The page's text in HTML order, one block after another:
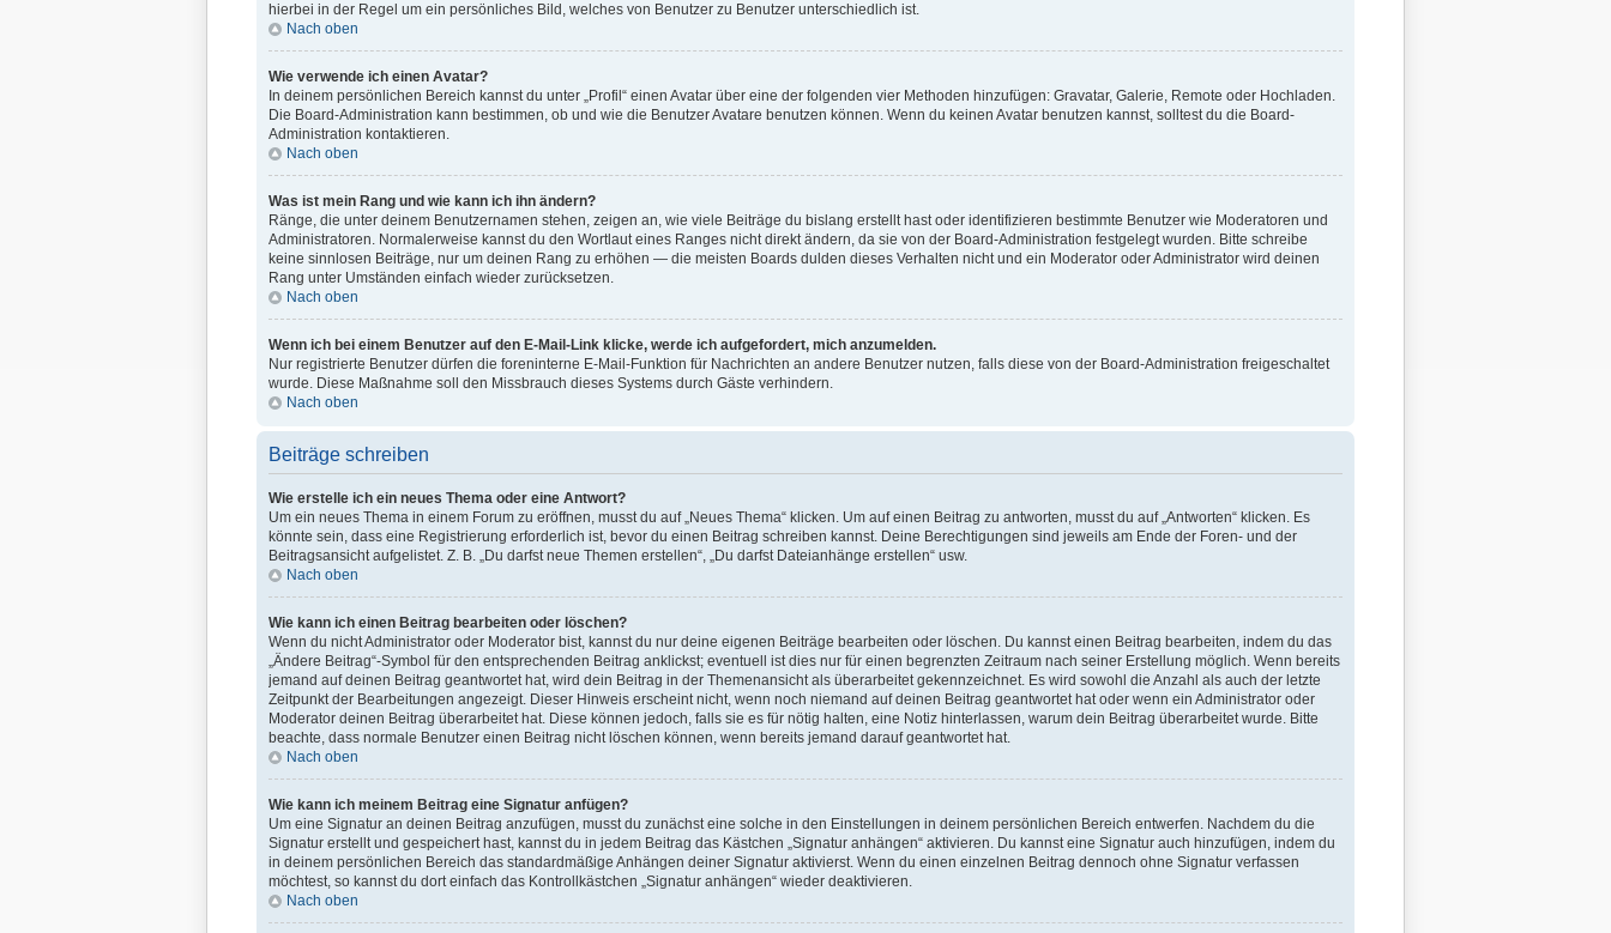
hierbei in der Regel um ein persönliches Bild, welches von Benutzer zu Benutzer unterschiedlich ist.
Nach oben
Wie verwende ich einen Avatar?
In deinem persönlichen Bereich kannst du unter „Profil“ einen Avatar über eine der folgenden vier Methoden hinzufügen: Gravatar, Galerie, Remote oder Hochladen.
Die Board-Administration kann bestimmen, ob und wie die Benutzer Avatare benutzen können. Wenn du keinen Avatar benutzen kannst, solltest du die Board-
Administration kontaktieren.
Nach oben
Was ist mein Rang und wie kann ich ihn ändern?
Ränge, die unter deinem Benutzernamen stehen, zeigen an, wie viele Beiträge du bislang erstellt hast oder identifizieren bestimmte Benutzer wie Moderatoren und
Administratoren. Normalerweise kannst du den Wortlaut eines Ranges nicht direkt ändern, da sie von der Board-Administration festgelegt wurden. Bitte schreibe
keine sinnlosen Beiträge, nur um deinen Rang zu erhöhen — die meisten Boards dulden dieses Verhalten nicht und ein Moderator oder Administrator wird deinen
Rang unter Umständen einfach wieder zurücksetzen.
Nach oben
Wenn ich bei einem Benutzer auf den E-Mail-Link klicke, werde ich aufgefordert, mich anzumelden.
Nur registrierte Benutzer dürfen die foreninterne E-Mail-Funktion für Nachrichten an andere Benutzer nutzen, falls diese von der Board-Administration freigeschaltet
wurde. Diese Maßnahme soll den Missbrauch dieses Systems durch Gäste verhindern.
Nach oben
Beiträge schreiben
Wie erstelle ich ein neues Thema oder eine Antwort?
Um ein neues Thema in einem Forum zu eröffnen, musst du auf „Neues Thema“ klicken. Um auf einen Beitrag zu antworten, musst du auf „Antworten“ klicken. Es
könnte sein, dass eine Registrierung erforderlich ist, bevor du einen Beitrag schreiben kannst. Deine Berechtigungen sind jeweils am Ende der Foren- und der
Beitragsansicht aufgelistet. Z. B. „Du darfst neue Themen erstellen“, „Du darfst Dateianhänge erstellen“ usw.
Nach oben
Wie kann ich einen Beitrag bearbeiten oder löschen?
Wenn du nicht Administrator oder Moderator bist, kannst du nur deine eigenen Beiträge bearbeiten oder löschen. Du kannst einen Beitrag bearbeiten, indem du das
„Ändere Beitrag“-Symbol für den entsprechenden Beitrag anklickst; eventuell ist dies nur für einen begrenzten Zeitraum nach seiner Erstellung möglich. Wenn bereits
jemand auf deinen Beitrag geantwortet hat, wird dein Beitrag in der Themenansicht als überarbeitet gekennzeichnet. Es wird sowohl die Anzahl als auch der letzte
Zeitpunkt der Bearbeitungen angezeigt. Dieser Hinweis erscheint nicht, wenn noch niemand auf deinen Beitrag geantwortet hat oder wenn ein Administrator oder
Moderator deinen Beitrag überarbeitet hat. Diese können jedoch, falls sie es für nötig halten, eine Notiz hinterlassen, warum dein Beitrag überarbeitet wurde. Bitte
beachte, dass normale Benutzer einen Beitrag nicht löschen können, wenn bereits jemand darauf geantwortet hat.
Nach oben
Wie kann ich meinem Beitrag eine Signatur anfügen?
Um eine Signatur an deinen Beitrag anzufügen, musst du zunächst eine solche in den Einstellungen in deinem persönlichen Bereich entwerfen. Nachdem du die
Signatur erstellt und gespeichert hast, kannst du in jedem Beitrag das Kästchen „Signatur anhängen“ aktivieren. Du kannst eine Signatur auch hinzufügen, indem du
in deinem persönlichen Bereich das standardmäßige Anhängen deiner Signatur aktivierst. Wenn du einen einzelnen Beitrag dennoch ohne Signatur verfassen
möchtest, so kannst du dort einfach das Kontrollkästchen „Signatur anhängen“ wieder deaktivieren.
Nach oben